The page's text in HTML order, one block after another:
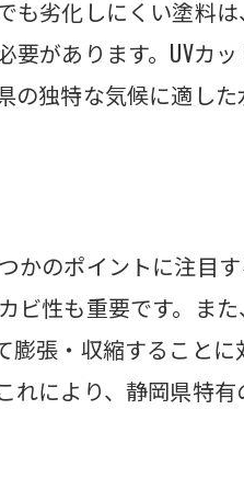
：静岡県の梅雨に適し
に対応するための水性
イミング：静岡県で最
性塗料の違いを知っ
と水性塗料の基本的な
の使用例：溶剤塗料と
比較：溶剤塗料と水性
も劣化しにくい塗料
があります。UVカ
の独特な気候に適し
かのポイントに注目
ビ性も重要です。ま
張・収縮すること
れにより、静岡県特